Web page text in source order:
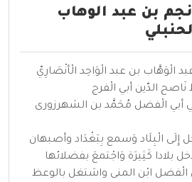
بن عبد الوهاب
الْوَهَّاب بن عبد الْوَاحِد الْأنْصَارِيّ
نَاصح الدّين أبي الْفرج
أبي الْفضل مُحَمَّد بن الشهرزورى
إِلَى الْبِلَاد وَسمع بِبَغْدَاد وأصبهان
بلادا كَثِيرَة وَاجْتمعَ بفضلائها
الْفضل ابْن المنى واشتغل بالوعظ